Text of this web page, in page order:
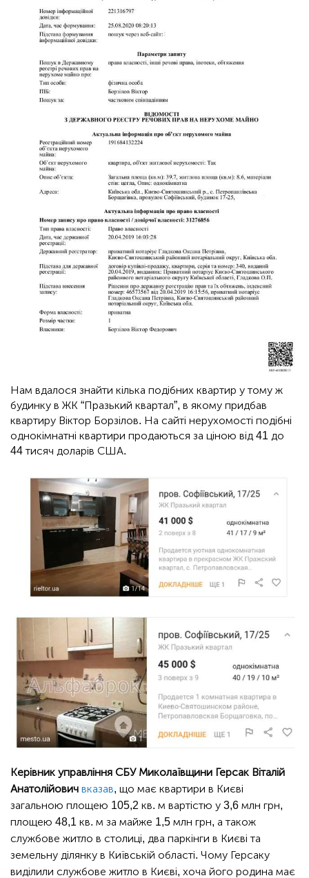
Нам вдалося знайти кілька подібних квартир у тому ж
будинку в ЖК “Празький квартал”, в якому придбав
квартиру Віктор Борзілов. На сайті нерухомості подібні
однокімнатні квартири продаються за ціною від 41 до
44 тисяч доларів США.
Керівник управління СБУ Миколаївщини Герсак Віталій
Анатолійович вказав, що має квартири в Києві
загальною площею 105,2 кв. м вартістю у 3,6 млн грн,
площею 48,1 кв. м за майже 1,5 млн грн, а також
службове житло в столиці, два паркінги в Києві та
земельну ділянку в Київській області. Чому Герсаку
виділили службове житло в Києві, хоча його родина має